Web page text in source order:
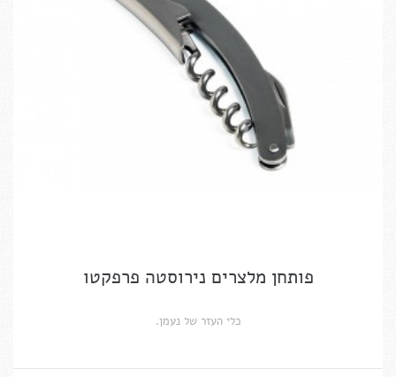
פותחן מלצרים נירוסטה פרפקטו
כלי העזר של נעמן.